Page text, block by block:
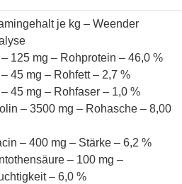
je kg – Weender
– 125 mg – Rohprotein – 46,0 %
– 45 mg – Rohfett – 2,7 %
– 45 mg – Rohfaser – 1,0 %
– 3500 mg – Rohasche – 8,00
– 400 mg – Stärke – 6,2 %
– 100 mg –
– 6,0 %